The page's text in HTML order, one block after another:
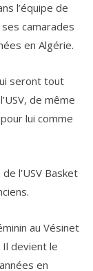
l’équipe de
camarades
en Algérie.
seront tout
de même
lui comme
l’USV Basket
au Vésinet
devient le
en